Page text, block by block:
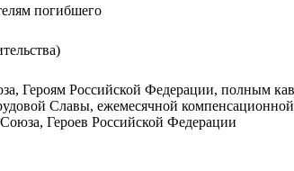
погибшего
Героям Российской Федерации, полным
Славы, ежемесячной
Героев Российской Федерации